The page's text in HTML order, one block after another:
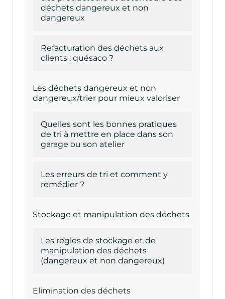
déchets dangereux et non
dangereux
Refacturation des déchets aux
clients : quésaco ?
Les déchets dangereux et non
dangereux/trier pour mieux valoriser
Quelles sont les bonnes pratiques
de tri à mettre en place dans son
garage ou son atelier
Les erreurs de tri et comment y
remédier ?
Stockage et manipulation des déchets
Les règles de stockage et de
manipulation des déchets
(dangereux et non dangereux)
Elimination des déchets